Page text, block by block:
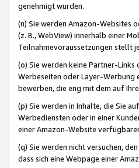
genehmigt wurden.
(n) Sie werden Amazon-Websites
(z. B., WebView) innerhalb einer
Teilnahmevoraussetzungen stellt
(o) Sie werden keine Partner-
Werbeseiten oder Layer-Werbung
bewerben, die eng mit dem auf
(p) Sie werden in Inhalte, die Sie
Werbediensten oder in einer
einer Amazon-Website
(q) Sie werden nicht versuchen, den
dass sich eine Webpage einer